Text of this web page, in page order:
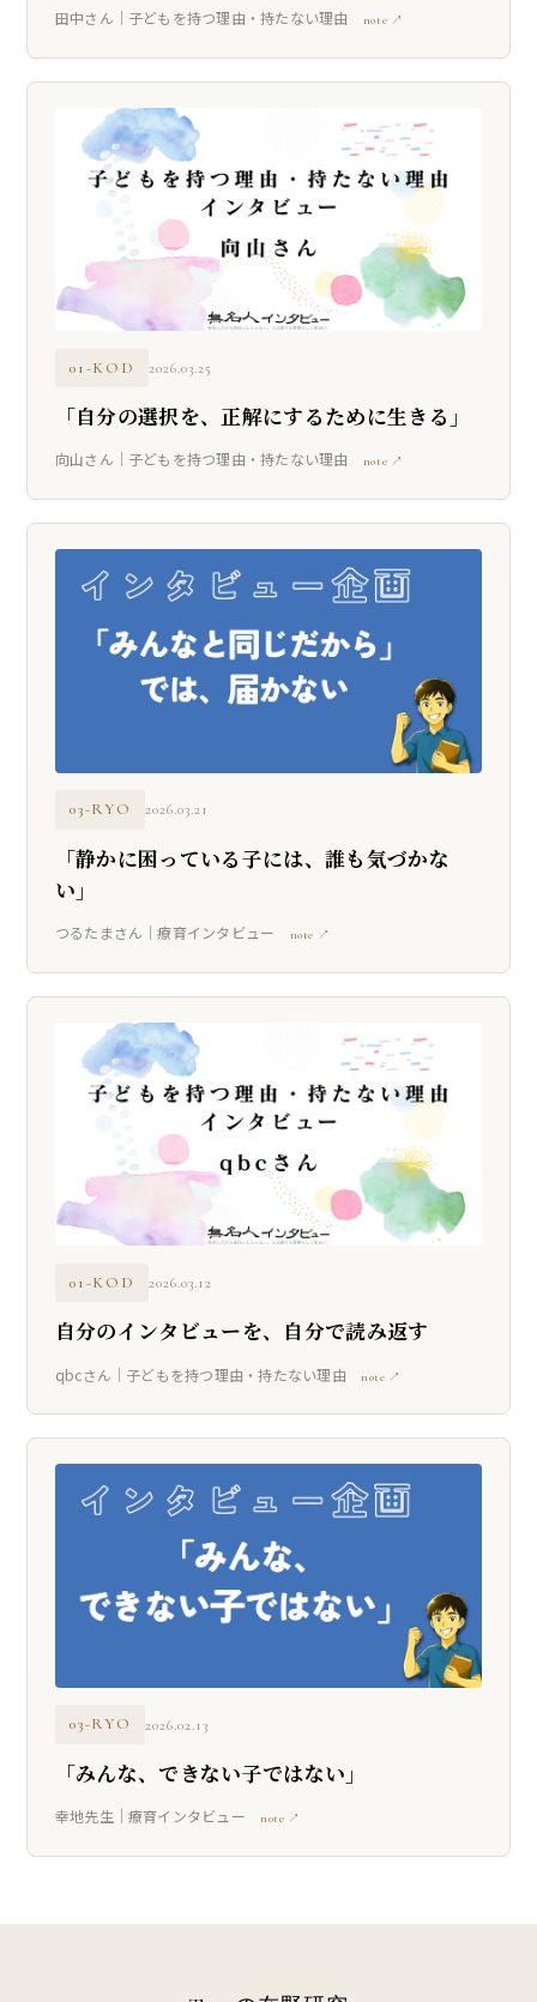
田中さん｜子どもを持つ理由・持たない理由 note ↗
01-KOD 2026.03.25
「自分の選択を、正解にするために生きる」
向山さん｜子どもを持つ理由・持たない理由 note ↗
03-RYO 2026.03.21
「静かに困っている子には、誰も気づかな
い」
つるたまさん｜療育インタビュー note ↗
01-KOD 2026.03.12
自分のインタビューを、自分で読み返す
qbcさん｜子どもを持つ理由・持たない理由note ↗
03-RYO 2026.02.13
「みんな、できない子ではない」
幸地先生｜療育インタビューnote ↗